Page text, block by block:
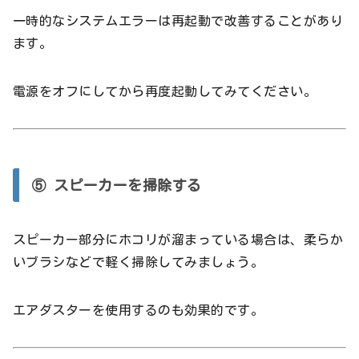
一時的なシステムエラーは再起動で改善することがあり
ます。
電源をオフにしてから再度起動してみてください。
⑤ スピーカーを掃除する
スピーカー部分にホコリが溜まっている場合は、柔らか
いブラシなどで軽く掃除してみましょう。
エアダスターを使用するのも効果的です。